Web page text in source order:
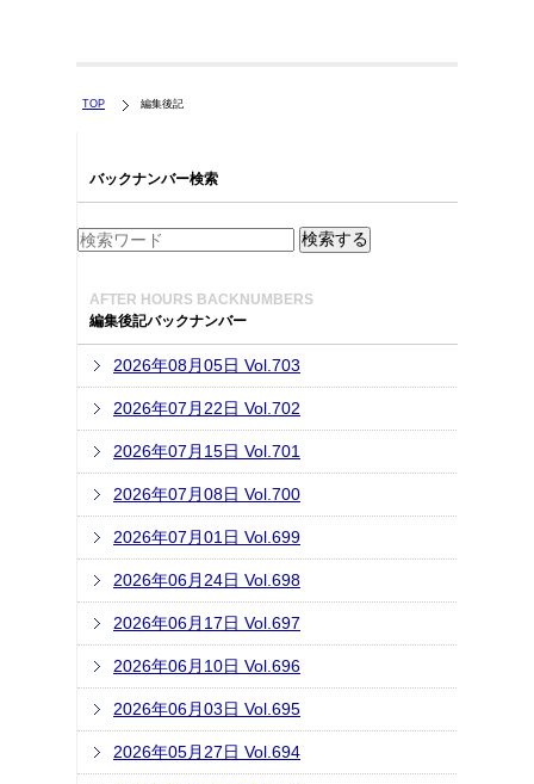
TOP 編集後記
バックナンバー検索
AFTER HOURS BACKNUMBERS
編集後記バックナンバー
2026年08月05日 Vol.703
2026年07月22日 Vol.702
2026年07月15日 Vol.701
2026年07月08日 Vol.700
2026年07月01日 Vol.699
2026年06月24日 Vol.698
2026年06月17日 Vol.697
2026年06月10日 Vol.696
2026年06月03日 Vol.695
2026年05月27日 Vol.694